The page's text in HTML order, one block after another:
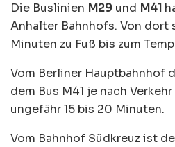
Die Buslinien M29 und M41
Anhalter Bahnhofs. Von dort
Minuten zu Fuß bis zum
Vom Berliner Hauptbahnhof
dem Bus M41 je nach
ungefähr 15 bis 20 Minuten.
Vom Bahnhof Südkreuz ist